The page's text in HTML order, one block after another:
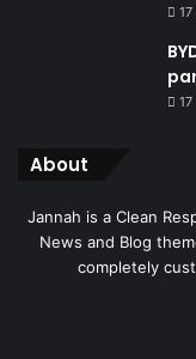
About
Jannah is a Clean
News and Blog
completely